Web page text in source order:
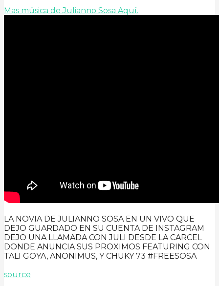
Mas música de Julianno Sosa Aquí.
LA NOVIA DE JULIANNO SOSA EN UN VIVO QUE
DEJO GUARDADO EN SU CUENTA DE INSTAGRAM
DEJO UNA LLAMADA CON JULI DESDE LA CARCEL
DONDE ANUNCIA SUS PROXIMOS FEATURING CON
TALI GOYA, ANONIMUS, Y CHUKY 73 #FREESOSA
source